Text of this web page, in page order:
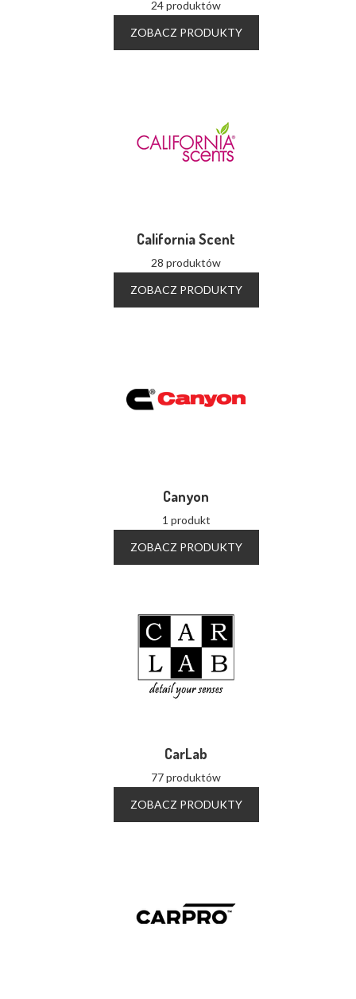
24 produktów
ZOBACZ PRODUKTY
California Scent
28 produktów
ZOBACZ PRODUKTY
Canyon
1 produkt
ZOBACZ PRODUKTY
CarLab
77 produktów
ZOBACZ PRODUKTY